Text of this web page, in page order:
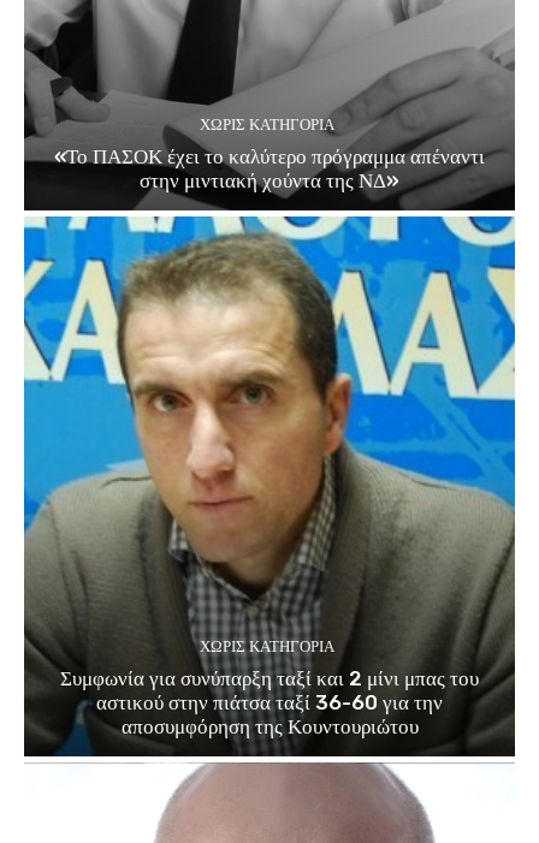
ΧΩΡΊΣ ΚΑΤΗΓΟΡΊΑ
«Το ΠΑΣΟΚ έχει το καλύτερο πρόγραμμα απέναντι
στην μιντιακή χούντα της ΝΔ»
ΧΩΡΊΣ ΚΑΤΗΓΟΡΊΑ
Συμφωνία για συνύπαρξη ταξί και 2 μίνι μπας του
αστικού στην πιάτσα ταξί 36-60 για την
αποσυμφόρηση της Κουντουριώτου